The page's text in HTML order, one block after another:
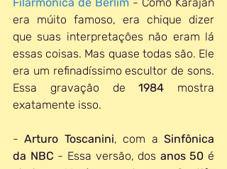
Filarmônica de Berlim - Como Karajan
era múito famoso, era chique dizer
que suas interpretações não eram lá
essas coisas. Mas quase todas são. Ele
era um refinadíssimo escultor de sons.
Essa gravação de 1984 mostra
exatamente isso.
- Arturo Toscanini, com a Sinfônica
da NBC - Essa versão, dos anos 50 é